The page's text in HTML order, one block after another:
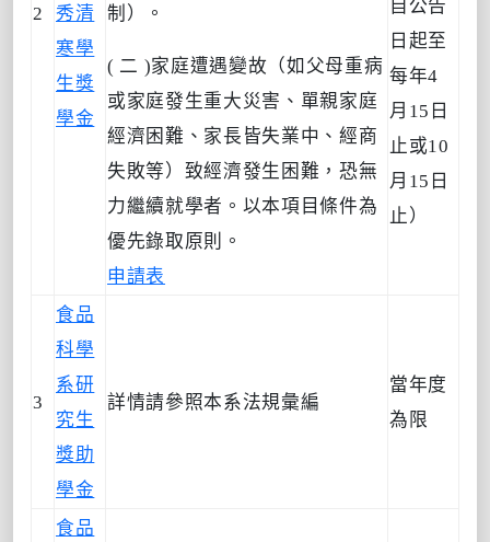
2
秀清
寒學
生獎
學金
制）。
( 二 )家庭遭遇變故（如父母重病
或家庭發生重大災害、單親家庭
經濟困難、家長皆失業中、經商
失敗等）致經濟發生困難，恐無
力繼續就學者。以本項目條件為
優先錄取原則。
申請表
自公告
日起至
每年4
月15日
止或10
月15日
止）
3
食品
科學
系研
究生
獎助
學金
詳情請參照本系法規彙編
當年度
為限
食品